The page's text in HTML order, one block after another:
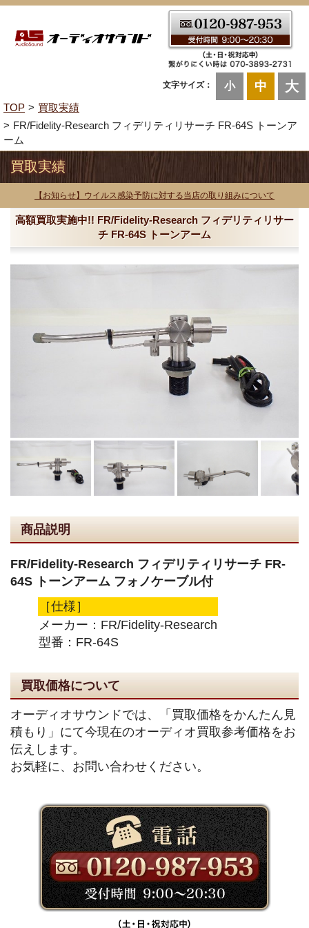
文字サイズ： 小 中 大
TOP
買取実績
FR/Fidelity-Research フィデリティリサーチ FR-64S トーンア
ーム
買取実績
【お知らせ】ウイルス感染予防に対する当店の取り組みについて
高額買取実施中!! FR/Fidelity-Research フィデリティリサー
チ FR-64S トーンアーム
商品説明
FR/Fidelity-Research フィデリティリサーチ FR-
64S トーンアーム フォノケーブル付
［仕様］
メーカー：FR/Fidelity-Research
型番：FR-64S
買取価格について
オーディオサウンドでは、「買取価格をかんたん見
積もり」にて今現在のオーディオ買取参考価格をお
伝えします。
お気軽に、お問い合わせください。